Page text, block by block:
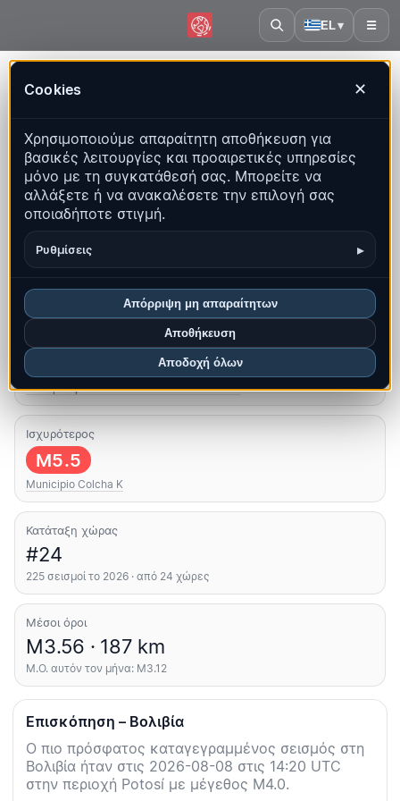
EL▾ ☰
Cookies ✕
Χρησιμοποιούμε απαραίτητη αποθήκευση για
βασικές λειτουργίες και προαιρετικές υπηρεσίες
μόνο με τη συγκατάθεσή σας. Μπορείτε να
αλλάξετε ή να ανακαλέσετε την επιλογή σας
οποιαδήποτε στιγμή.
Ρυθμίσεις ▸
Απόρριψη μη απαραίτητων
Αποθήκευση
Αποδοχή όλων
Ζωντανός χάρτης, στατιστικά και πρόσφατα γεγονότα
Άνοιγμα ιστορικού χάρτη
Τα πιο πρόσφατα σε αυτή τη χώρα
Επισκόπηση
Κορυφαίες περιοχές Συχνές ερωτήσεις
Σεισμοί αυτόν τον μήνα
12
Πιο πρόσφατο UTC: 2026-08-08 14:20:50
Ισχυρότερος
M5.5
Municipio Colcha K
Κατάταξη χώρας
#24
225 σεισμοί το 2026 · από 24 χώρες
Μέσοι όροι
M3.56 · 187 km
Μ.Ο. αυτόν τον μήνα: M3.12
Επισκόπηση – Βολιβία
Ο πιο πρόσφατος καταγεγραμμένος σεισμός στη
Βολιβία ήταν στις 2026-08-08 στις 14:20 UTC
στην περιοχή Potosí με μέγεθος M4.0.